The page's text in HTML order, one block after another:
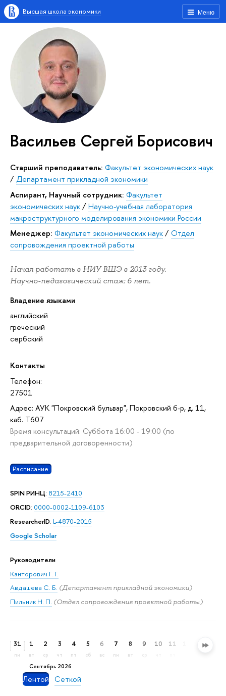
Меню
Высшая школа экономики
Васильев Сергей Борисович
Старший преподаватель: Факультет экономических наук
/Департамент прикладной экономики
аспирант, Научный сотрудник: Факультет
экономических наук/Научно-учебная лаборатория
макроструктурного моделирования экономики России
Менеджер: Факультет экономических наук/Отдел
сопровождения проектной работы
Начал работать в НИУ ВШЭ в 2013 году.
Научно-педагогический стаж: 6 лет.
Владение языками
английский
греческий
сербский
Контакты
Телефон:
27501
Адрес: АУК "Покровский бульвар", Покровский б-р, д. 11,
каб. T607
Время консультаций: Суббота 16:00 - 19:00 (по
предварительной договоренности)
Расписание
SPIN РИНЦ: 8215-2410
ORCID: 0000-0002-1109-6103
ResearcherID: L-4870-2015
Google Scholar
Руководители
Канторович Г. Г.
Авдашева С. Б. (Департамент прикладной экономики)
Пильник Н. П. (Отдел сопровождения проектной работы)
31
пн
сентябрь 2026
1
вт
2
ср
3
чт
4
пт
5
сб
6
вс
7
пн
8
вт
9 10 11 13
Лентой Сеткой